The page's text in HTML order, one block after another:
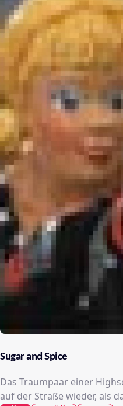
Sugar and Spice
Das Traumpaar einer
auf der Straße wieder, als